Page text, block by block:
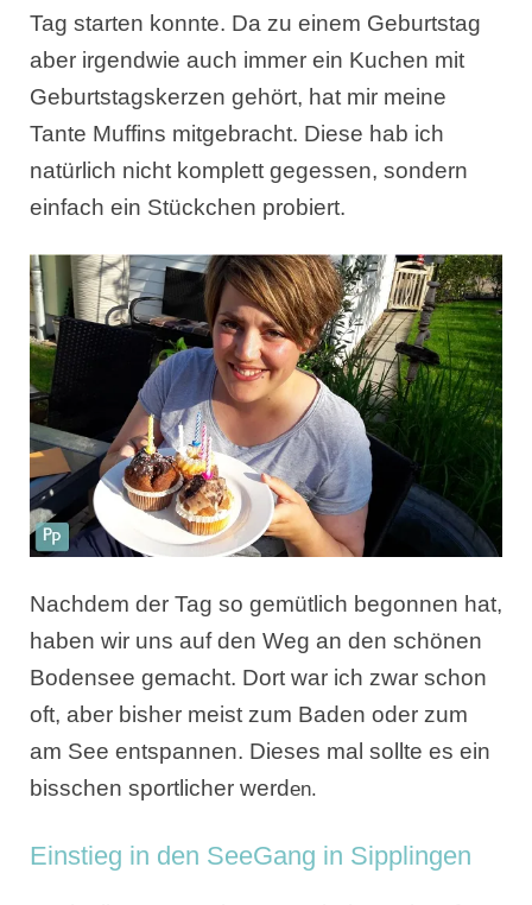
Tag starten konnte. Da zu einem Geburtstag
aber irgendwie auch immer ein Kuchen mit
Geburtstagskerzen gehört, hat mir meine
Tante Muffins mitgebracht. Diese hab ich
natürlich nicht komplett gegessen, sondern
einfach ein Stückchen probiert.
Nachdem der Tag so gemütlich begonnen hat,
haben wir uns auf den Weg an den schönen
Bodensee gemacht. Dort war ich zwar schon
oft, aber bisher meist zum Baden oder zum
am See entspannen. Dieses mal sollte es ein
bisschen sportlicher werden.
Einstieg in den SeeGang in Sipplingen